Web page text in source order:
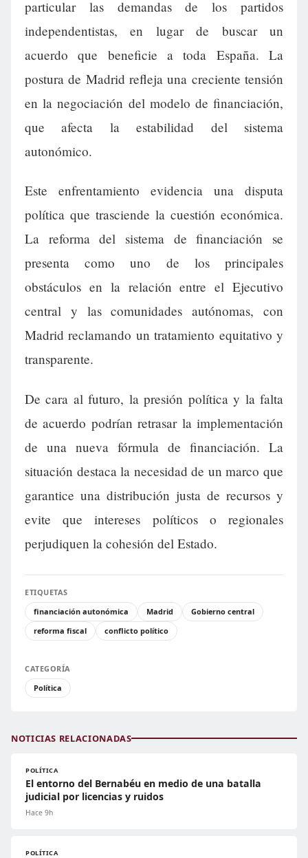
particular las demandas de los partidos
independentistas, en lugar de buscar un
acuerdo que beneficie a toda España. La
postura de Madrid refleja una creciente tensión
en la negociación del modelo de financiación,
que afecta la estabilidad del sistema
autonómico.
Este enfrentamiento evidencia una disputa
política que trasciende la cuestión económica.
La reforma del sistema de financiación se
presenta como uno de los principales
obstáculos en la relación entre el Ejecutivo
central y las comunidades autónomas, con
Madrid reclamando un tratamiento equitativo y
transparente.
De cara al futuro, la presión política y la falta
de acuerdo podrían retrasar la implementación
de una nueva fórmula de financiación. La
situación destaca la necesidad de un marco que
garantice una distribución justa de recursos y
evite que intereses políticos o regionales
perjudiquen la cohesión del Estado.
ETIQUETAS
financiación autonómica
Madrid
Gobierno central
reforma fiscal
conflicto político
CATEGORÍA
Política
NOTICIAS RELACIONADAS
POLÍTICA
El entorno del Bernabéu en medio de una batalla
judicial por licencias y ruidos
Hace 9h
POLÍTICA